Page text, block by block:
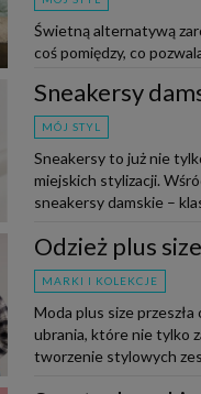
Świetną alternatywą
coś pomiędzy, co
Sneakersy
MÓJ STYL
Sneakersy to już nie
miejskich stylizacji.
sneakersy damskie –
Odzież plus
MARKI I KOLEKCJE
Moda plus size
ubrania, które nie tylko
tworzenie stylowych